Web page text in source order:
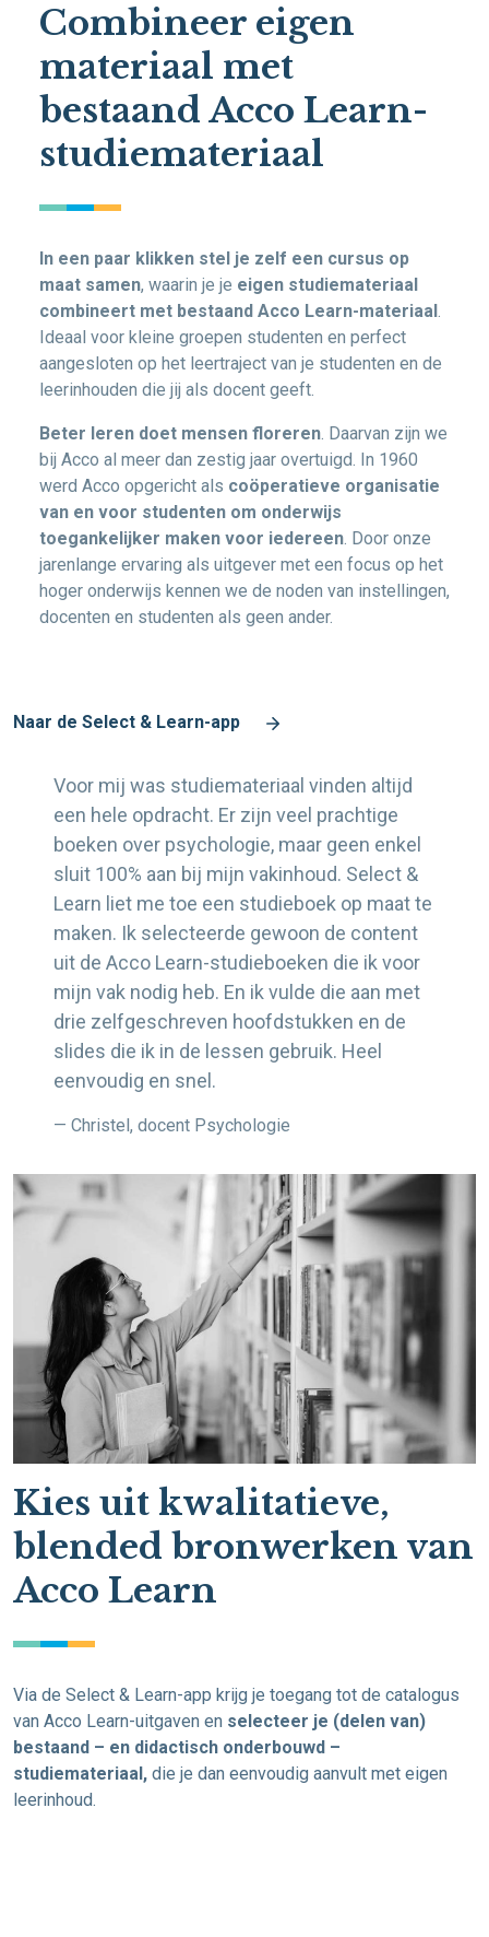
Combineer eigen
materiaal met
bestaand Acco Learn-
studiemateriaal
In een paar klikken stel je zelf een cursus op
maat samen, waarin je je eigen studiemateriaal
combineert met bestaand Acco Learn-materiaal
Ideaal voor kleine groepen studenten en perfect
aangesloten op het leertraject van je studenten en de
leerinhouden die jij als docent geeft.
Beter leren doet mensen floreren . Daarvan zijn we
bij Acco al meer dan zestig jaar overtuigd. In 1960
werd Acco opgericht als coöperatieve organisatie
van en voor studenten om onderwijs
toegankelijker maken voor iedereen . Door onze
jarenlange ervaring als uitgever met een focus op het
hoger onderwijs kennen we de noden van instellingen,
docenten en studenten als geen ander.
Naar de Select & Learn-app
Voor mij was studiemateriaal vinden altijd
een hele opdracht. Er zijn veel prachtige
boeken over psychologie, maar geen enkel
sluit 100% aan bij mijn vakinhoud. Select &
Learn liet me toe een studieboek op maat te
maken. Ik selecteerde gewoon de content
uit de Acco Learn-studieboeken die ik voor
mijn vak nodig heb. En ik vulde die aan met
drie zelfgeschreven hoofdstukken en de
slides die ik in de lessen gebruik. Heel
eenvoudig en snel.
— Christel, docent Psychologie
Kies uit kwalitatieve,
blended bronwerken van
Acco Learn
Via de Select & Learn-app krijg je toegang tot de catalogus
van Acco Learn-uitgaven en selecteer je (delen van)
bestaand – en didactisch onderbouwd –
studiemateriaal, die je dan eenvoudig aanvult met eigen
leerinhoud.